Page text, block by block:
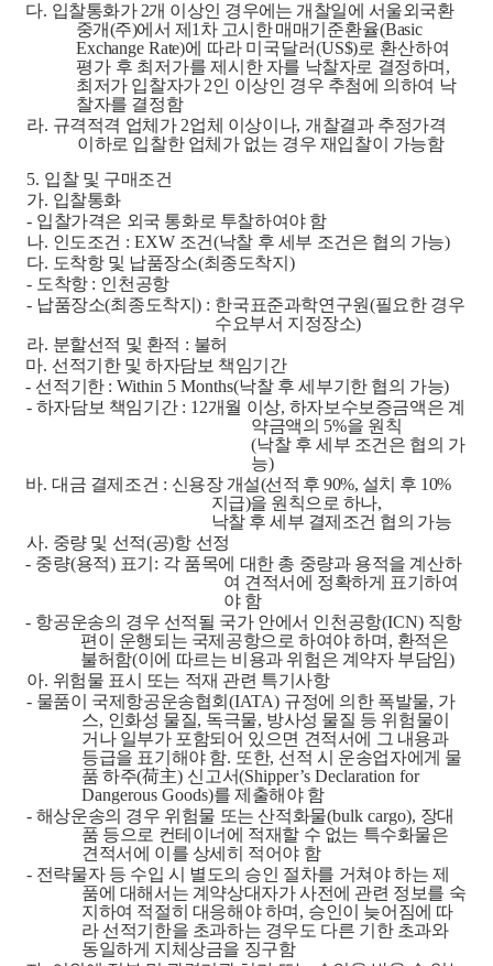
다. 입찰통화가 2개 이상인 경우에는 개찰일에 서울외국환
중개(주)에서 제 1 차 고시한 매매기준환율(Basic
Exchange Rate)에 따라 미국달러(US$)로 환산하여
평가 후 최저가를 제시한 자를 낙찰자로 결정하며 ,
최저가 입찰자가 2인 이상인 경우 추첨에 의하여 낙
찰자를 결정함
라. 규격적격 업체가 2업체 이상이나, 개찰결과 추정가격
이하로 입찰한 업체가 없는 경우 재입찰이 가능함
5. 입찰 및 구매조건
가. 입찰통화
- 입찰가격은 외국 통화로 투찰하여야 함
나. 인도조건 : EXW 조건(낙찰 후 세부 조건은 협의 가능)
다. 도착항 및 납품장소(최종도착지 )
- 도착항 : 인천공항
- 납품장소(최종도착지) : 한국표준과학연구원(필요한 경우
수요부서 지정장소)
라. 분할선적 및 환적 : 불허
마. 선적기한 및 하자담보 책임기간
- 선적기한 : Within 5 Months(낙찰 후 세부기한 협의 가능)
- 하자담보 책임기간 : 12개월 이상, 하자보수보증금액은 계
약금액의 5%을 원칙
(낙찰 후 세부 조건은 협의 가
능)
바. 대금 결제조건 : 신용장 개설(선적 후90%, 설치 후 10%
지급)을 원칙으로 하나,
낙찰 후 세부 결제조건 협의 가능
사. 중량 및 선적(공)항 선정
- 중량(용적) 표기 : 각 품목에 대한 총 중량과 용적을 계산하
여 견적서에 정확하게 표기하여
야 함
- 항공운송의 경우 선적될 국가 안에서 인천공항(ICN) 직항
편이 운행되는 국제공항으로 하여야 하며 , 환적은
불허함(이에 따르는 비용과 위험은 계약자 부담임)
아. 위험물 표시 또는 적재 관련 특기사항
- 물품이 국제항공운송협회(IATA) 규정에 의한 폭발물, 가
스, 인화성 물질, 독극물, 방사성 물질 등 위험물이
거나 일부가 포함되어 있으면 견적서에 그 내용과
등급을 표기해야 함. 또한, 선적 시 운송업자에게 물
품 하주(荷主) 신고서(Shipper’s Declaration for
Dangerous Goods)를 제출해야 함
- 해상운송의 경우 위험물 또는 산적화물(bulk cargo), 장대
품 등으로 컨테이너에 적재할 수 없는 특수화물은
견적서에 이를 상세히 적어야 함
- 전략물자 등 수입 시 별도의 승인 절차를 거쳐야 하는 제
품에 대해서는 계약상대자가 사전에 관련 정보를 숙
지하여 적절히 대응해야 하며 , 승인이 늦어짐에 따
라 선적기한을 초과하는 경우도 다른 기한 초과와
동일하게 지체상금을 징구함